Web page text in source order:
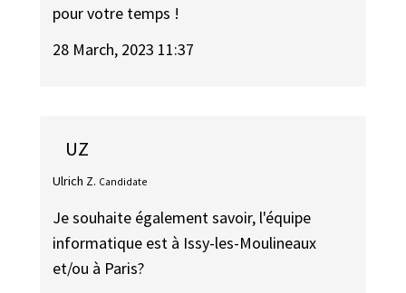
pour votre temps !
28 March, 2023 11:37
UZ
Ulrich Z. Candidate
Je souhaite également savoir, l'équipe
informatique est à Issy-les-Moulineaux
et/ou à Paris?